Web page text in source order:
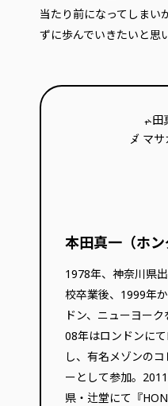
当たり前になってしまい
ずに歩んでいきたいと思
本田真一（ホン
1978年、神奈川県
校卒業後、1999年
ドン、ニューヨー
08年はロンドンに
し、有名メゾンの
ーとして参加。
県・辻堂にて『